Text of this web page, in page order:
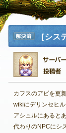
公式サイトにログイン
自由掲示板
質問掲示板
解決済
み
［シス
カフスのアビを更
wikiにデリンセヒ
アシュルにあると
代わりのNPCにシ